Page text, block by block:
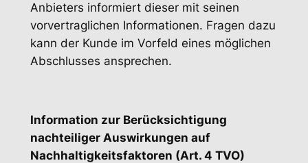
Anbieters informiert dieser mit seinen
vorvertraglichen Informationen. Fragen dazu
kann der Kunde im Vorfeld eines möglichen
Abschlusses ansprechen.
Information zur Berücksichtigung
nachteiliger Auswirkungen auf
Nachhaltigkeitsfaktoren (Art. 4 TVO)